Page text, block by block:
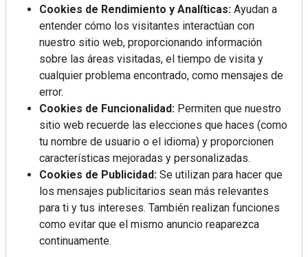
MHK Ibérica potencia el crecimiento
de sus asociados con la
marca musterhaus küchen
Diseño, orden y sostenibilidad marcan
¿Por qué la cocina ha destronado al
salón como el espacio favorito de la
casa?
LivingPINO® amplía su visión del
línea de armarios
Cookies de Rendimiento y Analíticas: Ayudan a
entender cómo los visitantes interactúan con
nuestro sitio web, proporcionando información
sobre las áreas visitadas, el tiempo de visita y
cualquier problema encontrado, como mensajes de
error.
Cookies de Funcionalidad: Permiten que nuestro
sitio web recuerde las elecciones que haces (como
tu nombre de usuario o el idioma) y proporcionen
características mejoradas y personalizadas.
Cookies de Publicidad: Se utilizan para hacer que
los mensajes publicitarios sean más relevantes
para ti y tus intereses. También realizan funciones
como evitar que el mismo anuncio reaparezca
continuamente.